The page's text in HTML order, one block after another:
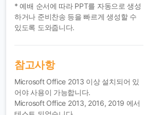
* 예배 순서에 따라 PPT를 자동으로 생성
하거나 준비찬송 등을 빠르게 생성할 수
있도록 도와줍니다.
참고사항
Microsoft Office 2013 이상 설치되어 있
어야 사용이 가능합니다.
Microsoft Office 2013, 2016, 2019 에서